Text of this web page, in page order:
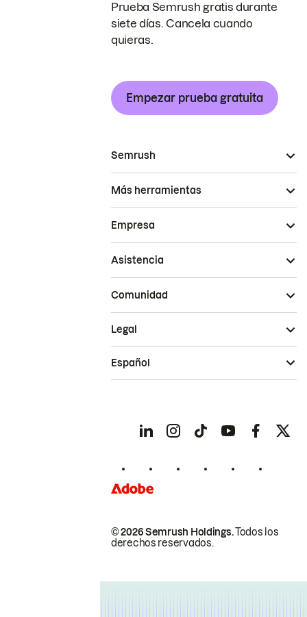
Prueba Semrush gratis durante
siete días. Cancela cuando
quieras.
Empezar prueba gratuita
Semrush
Más herramientas
Empresa
Asistencia
Comunidad
© 2026 Semrush Holdings.Todos los
derechos reservados.
Legal
Español